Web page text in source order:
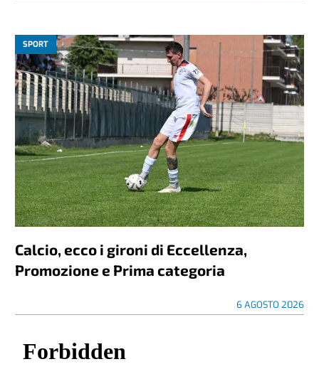
SPORT
Calcio, ecco i gironi di Eccellenza,
Promozione e Prima categoria
6 AGOSTO 2026